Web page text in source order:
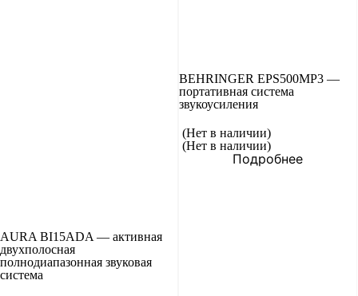
AURA BI15ADA — активная
двухполосная
полнодиапазонная звуковая
система
BEHRINGER EPS500MP3 —
портативная система
звукоусиления
(Нет в наличии)
(Нет в наличии)
Подробнее